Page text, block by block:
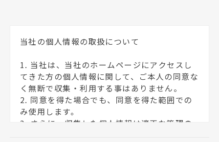
当社の個人情報の取扱について
1. 当社は、当社のホームページにアクセスし
てきた方の個人情報に関して、ご本人の同意な
く無断で収集・利用する事はありません。
2. 同意を得た場合でも、同意を得た範囲での
み使用します。
3. さらに、収集した個人情報は適正な管理の